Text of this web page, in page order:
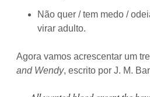
Não quer / tem medo /
virar adulto.
Agora vamos acrescentar um
and Wendy, escrito por J. M.